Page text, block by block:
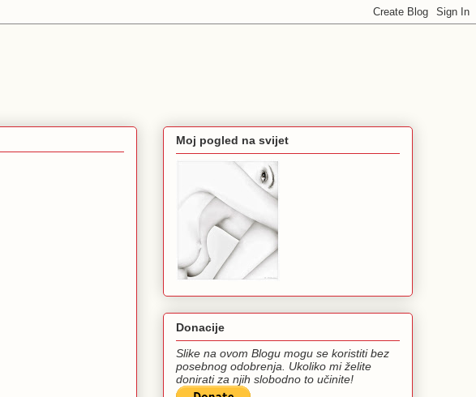
Moj pogled na svijet
Donacije
Slike na ovom Blogu mogu se koristiti bez
posebnog odobrenja. Ukoliko mi želite
donirati za njih slobodno to učinite!